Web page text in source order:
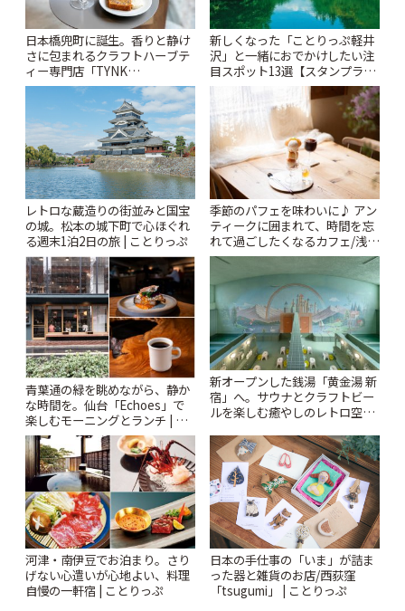
日本橋兜町に誕生。香りと静け
さに包まれるクラフトハーブテ
ィー専門店「TYNK
Kabutocho」 | ことりっぷ
新しくなった「ことりっぷ軽井
沢」と一緒におでかけしたい注
目スポット13選【スタンプラリ
ー開催中】 | ことりっぷ
レトロな蔵造りの街並みと国宝
の城。松本の城下町で心ほぐれ
る週末1泊2日の旅 | ことりっぷ
季節のパフェを味わいに♪ アン
ティークに囲まれて、時間を忘
れて過ごしたくなるカフェ/浅草
「annorum cafe」 | ことりっぷ
青葉通の緑を眺めながら、静か
な時間を。仙台「Echoes」で
楽しむモーニングとランチ | こ
とりっぷ
新オープンした銭湯「黄金湯 新
宿」へ。サウナとクラフトビー
ルを楽しむ癒やしのレトロ空間
河津・南伊豆でお泊まり。さり
げない心遣いが心地よい、料理
自慢の一軒宿 | ことりっぷ
日本の手仕事の「いま」が詰ま
った器と雑貨のお店/西荻窪
「tsugumi」 | ことりっぷ